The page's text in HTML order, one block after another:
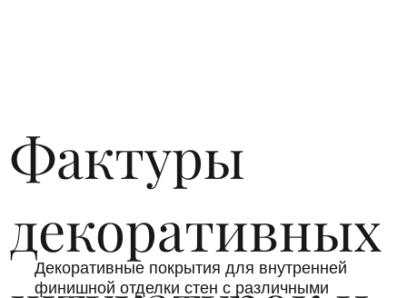
Фактуры
декоративных
Декоративные покрытия для внутренней
финишной отделки стен с различными